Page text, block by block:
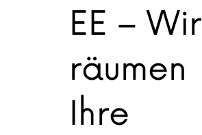
EE – Wir
räumen
Ihre